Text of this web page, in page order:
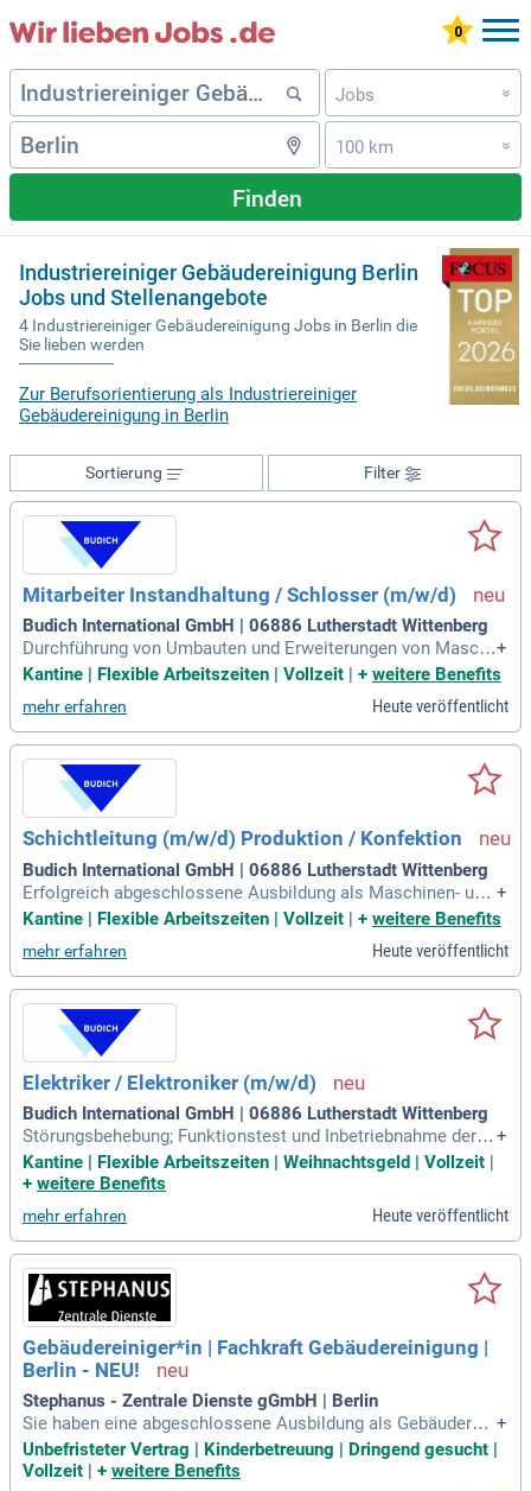
Jobs »
100 km »
Finden
Industriereiniger Gebäudereinigung Berlin
Jobs und Stellenangebote
4 Industriereiniger Gebäudereinigung Jobs in Berlin die
Sie lieben werden
Zur Berufsorientierung als Industriereiniger
Gebäudereinigung in Berlin
Filter
Sortierung
Mitarbeiter Instandhaltung / Schlosser (m/w/d)
Budich International GmbH | 06886 Lutherstadt Wittenberg
Durchführung von Umbauten und Erweiterungen von Maschi
nen; Wartung, Instandhaltung und Reparatur sämtlicher Prod
nachgeschaltete Anlagen, Hilfsmittel und Fördereinrichtung
en; Zerspanungs- und Schweißarbeiten
+
Kantine | Flexible Arbeitszeiten | Vollzeit
+ weitere Benefits
mehr erfahren Heute veröffentlicht
Schichtleitung (m/w/d) Produktion / Konfektion
Budich International GmbH | 06886 Lutherstadt Wittenberg
Erfolgreich abgeschlossene Ausbildung als Maschinen- und
Anlagenfahrer (m⁠/⁠w⁠/⁠d) oder Produktionsfachkraft Chemie
nd Anlagenfahrer (m⁠/⁠w⁠/⁠d) oder Maschineneinrichter
(m⁠/⁠w⁠/⁠d) mit umfangreichen
+
Kantine | Flexible Arbeitszeiten | Vollzeit | + weitere Benefits
mehr erfahren Heute veröffentlicht
Elektriker / Elektroniker (m/w/d)
Budich International GmbH | 06886 Lutherstadt Wittenberg
Störungsbehebung; Funktionstest und Inbetriebnahme der in
stallierten Anlagen; Durchführung von Programmierarbeiten
an Siemenssteuerungen; Mitwirkung bei Optimierungen der
n Betriebsmitteln DGUV
+
Kantine | Flexible Arbeitszeiten | Weihnachtsgeld | Vollzeit |
+ weitere Benefits
mehr erfahren Heute veröffentlicht
Gebäudereiniger*in | Fachkraft Gebäudereinigung |
Berlin - NEU!
Stephanus - Zentrale Dienste gGmbH | Berlin
Sie haben eine abgeschlossene Ausbildung als Gebäuderein
iger in oder mehrjährige Berufserfahrung in der professionel
len Gebäudereinigung. Sie kennen sich mit Grund-, Glas- und
+
Unbefristeter Vertrag | Kinderbetreuung | Dringend gesucht |
Vollzeit
+ weitere Benefits